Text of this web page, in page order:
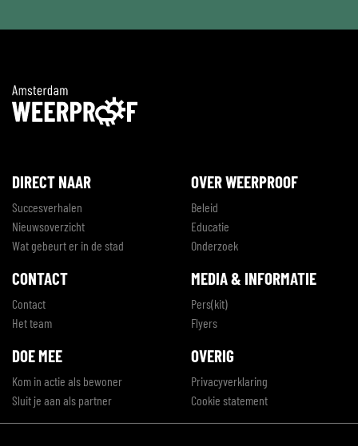
DIRECT NAAR
Succesverhalen
Nieuwsoverzicht
Wat gebeurt er in de stad
OVER WEERPROOF
Beleid
Educatie
Onderzoek
CONTACT
Contact
Het team
MEDIA & INFORMATIE
Pers(kit)
Flyers
DOE MEE
Kom in actie als bewoner
Sluit je aan als partner
OVERIG
Privacyverklaring
Cookie statement